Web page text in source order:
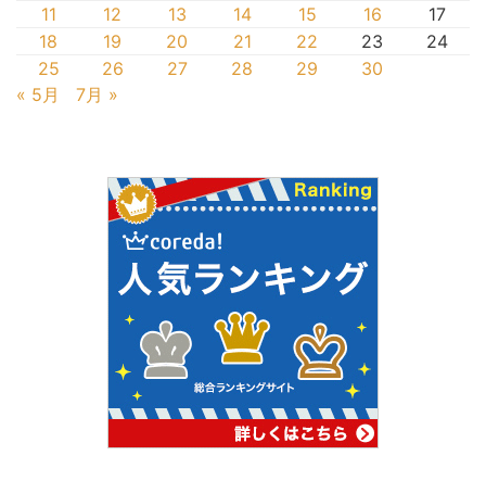
11
12 13 14 15 16
17
18
19 20 21 22 23
24
25
26 27 28 29
30
« 5月
7月 »